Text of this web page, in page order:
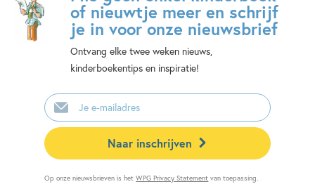
of nieuwtje meer en schrijf
je in voor onze nieuwsbrief
Ontvang elke twee weken nieuws,
kinderboekentips en inspiratie!
E-
mailadres
Naar inschrijven
Op onze nieuwsbrieven is hetWPG Privacy Statement van toepassing.